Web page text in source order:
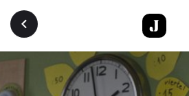
Direkt zum Inhalt